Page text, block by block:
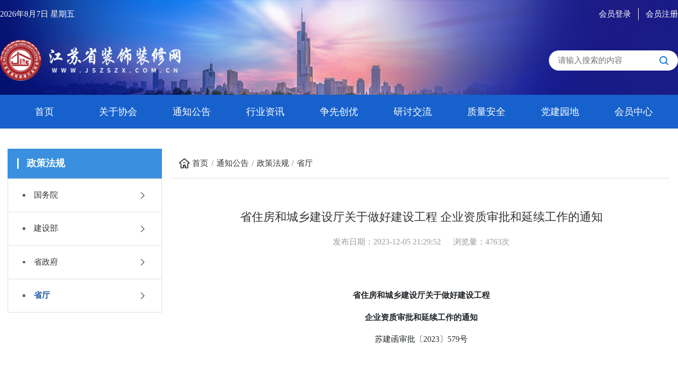
2026年8月7日 星期五 会员登录 会员注册
首页 关于协会 通知公告 行业资讯 争先创优 研讨交流 质量安全 党建园地 会员中心
政策法规
国务院
建设部
省政府
省厅
首页 通知公告 政策法规 省厅
省住房和城乡建设厅关于做好建设工程 企业资质审批和延续工作的通知
发布日期：2023-12-05 21:29:52 浏览量：4763次
省住房和城乡建设厅关于做好建设工程
企业资质审批和延续工作的通知
苏建函审批〔2023〕 579号